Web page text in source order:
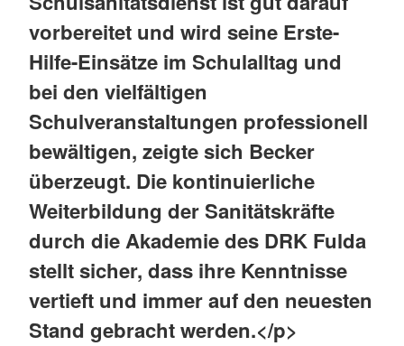
vorbereitet und wird seine Erste-
Hilfe-Einsätze im Schulalltag und
bei den vielfältigen
Schulveranstaltungen professionell
bewältigen, zeigte sich Becker
überzeugt. Die kontinuierliche
Weiterbildung der Sanitätskräfte
durch die Akademie des DRK Fulda
stellt sicher, dass ihre Kenntnisse
vertieft und immer auf den neuesten
Stand gebracht werden.</p>